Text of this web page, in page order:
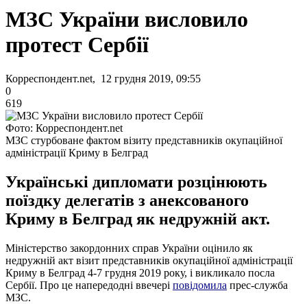
МЗС України висловило
протест Сербії
Корреспондент.net, 12 грудня 2019, 09:55
0
619
Фото: Корреспондент.net
МЗС стурбоване фактом візиту представників окупаційної
адміністрації Криму в Белград
Українські дипломати розцінюють
поїздку делегатів з анексованого
Криму в Белград як недружній акт.
Міністерство закордонних справ України оцінило як
недружній акт візит представників окупаційної адміністрації
Криму в Белград 4-7 грудня 2019 року, і викликало посла
Сербії. Про це напередодні ввечері повідомила прес-служба
МЗС.